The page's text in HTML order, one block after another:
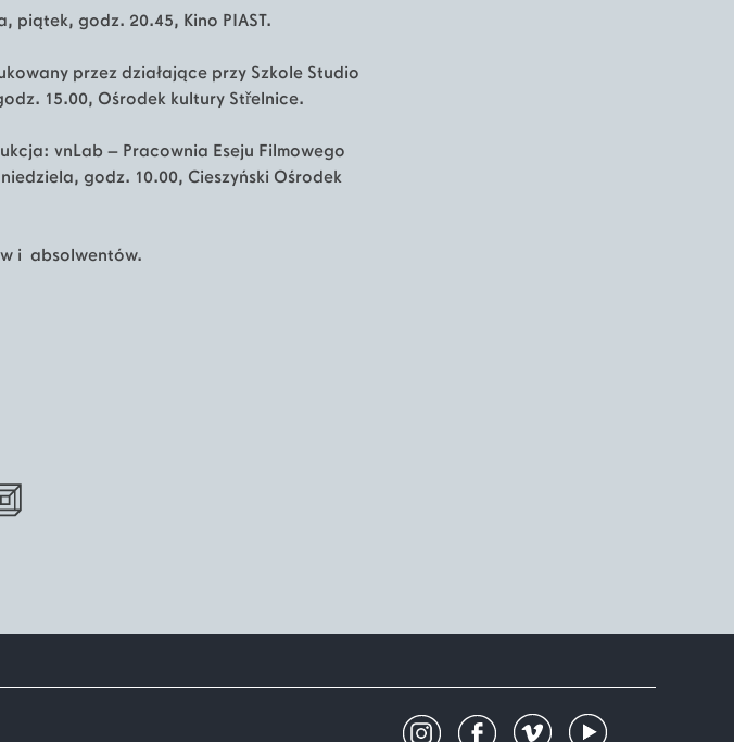
piątek, godz. 20.45, Kino PIAST.
przez działające przy Szkole Studio
15.00, Ośrodek kultury Střelnice.
vnLab – Pracownia Eseju Filmowego
godz. 10.00, Cieszyński Ośrodek
i absolwentów.